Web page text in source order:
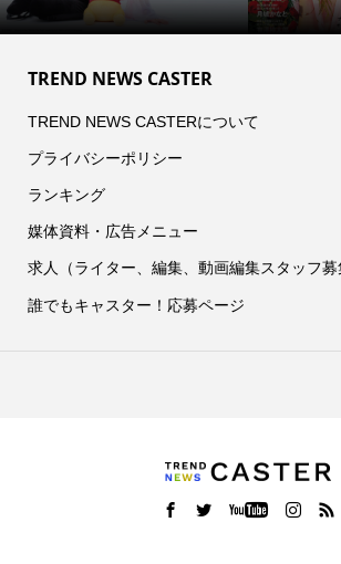
TREND NEWS CASTER
TREND NEWS CASTERについて
プライバシーポリシー
ランキング
媒体資料・広告メニュー
求人（ライター、編集、動画編集スタッフ募
誰でもキャスター！応募ページ